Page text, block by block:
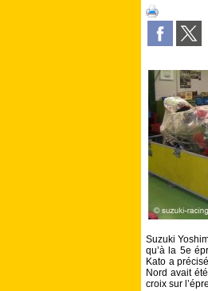
Suzuki
qu’à la 5e
Kato a
Nord avait
croix sur